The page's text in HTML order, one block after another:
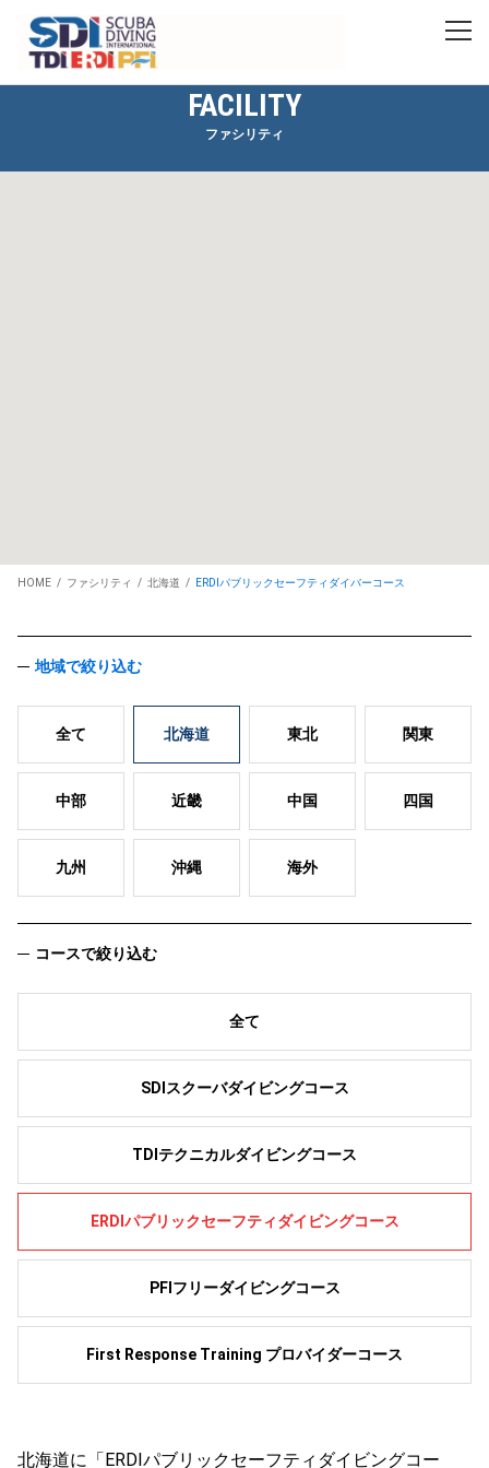
FACILITY
ファシリティ
HOME ファシリティ 北海道 ERDIパブリックセーフティダイバーコース
地域で絞り込む
全て 北海道 東北 関東
中部 近畿 中国 四国
九州 沖縄 海外
コースで絞り込む
全て
SDIスクーバダイビングコース
TDIテクニカルダイビングコース
ERDIパブリックセーフティダイビングコース
PFIフリーダイビングコース
First Response Training プロバイダーコース
北海道に「ERDIパブリックセーフティダイビングコー